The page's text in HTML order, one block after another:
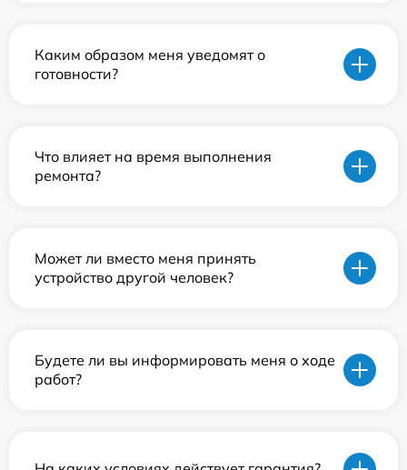
Каким образом меня уведомят о
готовности?
Что влияет на время выполнения
ремонта?
Может ли вместо меня принять
устройство другой человек?
Будете ли вы информировать меня о ходе
работ?